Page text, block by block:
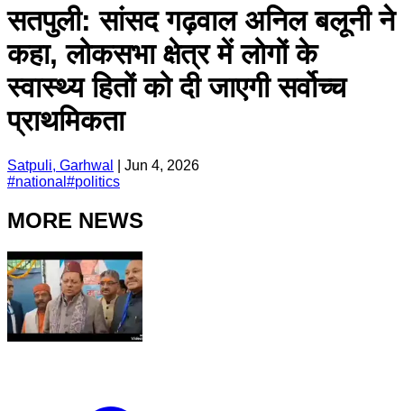
सतपुली: सांसद गढ़वाल अनिल बलूनी ने
कहा, लोकसभा क्षेत्र में लोगों के
स्वास्थ्य हितों को दी जाएगी सर्वोच्च
प्राथमिकता
Satpuli, Garhwal
Jun 4, 2026
#national #politics
MORE NEWS